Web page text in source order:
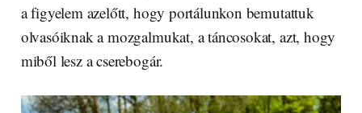
a figyelem azelőtt, hogy portálunkon bemutattuk
olvasóiknak a mozgalmukat, a táncosokat, azt, hogy
miből lesz a cserebogár.